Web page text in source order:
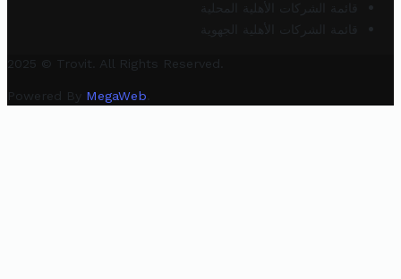
قائمة الشركات الأهلية المحلية
قائمة الشركات الأهلية الجهوية
2025 © Trovit. All Rights Reserved.
Powered By MegaWeb